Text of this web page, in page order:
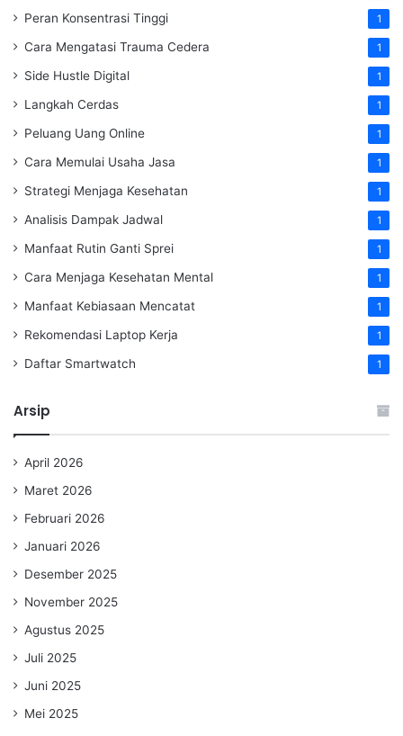
Peran Konsentrasi Tinggi 1
Cara Mengatasi Trauma Cedera 1
Side Hustle Digital 1
Langkah Cerdas 1
Peluang Uang Online 1
Cara Memulai Usaha Jasa 1
Strategi Menjaga Kesehatan 1
Analisis Dampak Jadwal 1
Manfaat Rutin Ganti Sprei 1
Cara Menjaga Kesehatan Mental 1
Manfaat Kebiasaan Mencatat 1
Rekomendasi Laptop Kerja 1
Daftar Smartwatch 1
Arsip
April 2026
Maret 2026
Februari 2026
Januari 2026
Desember 2025
November 2025
Agustus 2025
Juli 2025
Juni 2025
Mei 2025